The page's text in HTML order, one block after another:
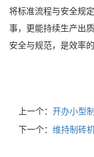
将标准流程与安全规
事，更能持续生产出
安全与规范，是效率的
上一个： 开办小型
下一个： 维持制砖